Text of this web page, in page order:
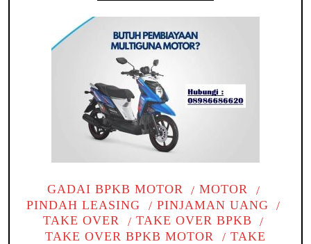
GADAI BPKB MOTOR
MOTOR
PINDAH LEASING
PINJAMAN UANG
TAKE OVER
TAKE OVER BPKB
TAKE OVER BPKB MOTOR
TAKE